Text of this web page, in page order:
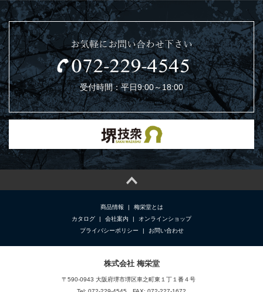
お気軽にお問い合わせ下さい
受付時間：平日9:00～18:00
商品情報 |
梅栄堂とは
カタログ
| 会社案内 |
オンラインショップ
プライバシーポリシー
| お問い合わせ
株式会社 梅栄堂
〒590-0943 大阪府堺市堺区車之町東１丁１番４号